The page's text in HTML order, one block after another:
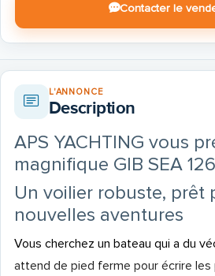
Contacter le
L'ANNONCE
Description
APS YACHTING vous
magnifique GIB SEA 126
Un voilier robuste, prêt
nouvelles aventures
Vous cherchez un bateau qui a du
attend de pied ferme pour écrire les